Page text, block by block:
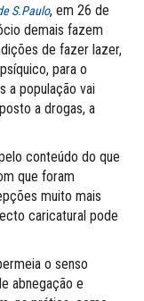
S.Paulo, em 26 de
demais fazem
de fazer lazer,
para o
a população vai
a drogas, a
conteúdo do que
que foram
muito mais
caricatural pode
o senso
abnegação e